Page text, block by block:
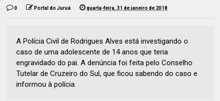
0 Portal do Juruá quarta-feira, 31 de janeiro de 2018
A Polícia Civil de Rodrigues Alves está investigando o
caso de uma adolescente de 14 anos que teria
engravidado do pai. A denúncia foi feita pelo Conselho
Tutelar de Cruzeiro do Sul, que ficou sabendo do caso e
informou à polícia.